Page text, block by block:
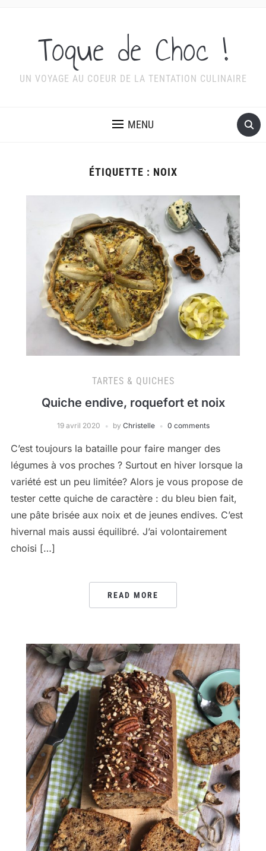
Toque de Choc !
UN VOYAGE AU COEUR DE LA TENTATION CULINAIRE
MENU
ÉTIQUETTE : NOIX
TARTES & QUICHES
Quiche endive, roquefort et noix
19 avril 2020 by Christelle 0 comments
C’est toujours la bataille pour faire manger des
légumes à vos proches ? Surtout en hiver lorsque la
variété est un peu limitée? Alors je vous propose de
tester cette quiche de caractère : du bleu bien fait,
une pâte brisée aux noix et de jeunes endives. C’est
hivernal mais aussi équilibré. J’ai volontairement
choisi […]
READ MORE